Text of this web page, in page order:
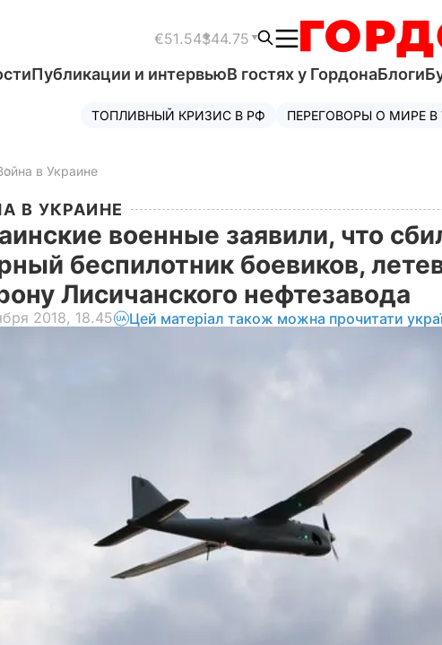
€51.54$44.75
Публикации и интервьюВ гостях у ГордонаБлоги
ТОПЛИВНЫЙ КРИЗИС В РФ ПЕРЕГОВОРЫ О МИРЕ В
в Украине
В УКРАИНЕ
военные заявили, что
беспилотник боевиков,
Лисичанского нефтезавода
2018, 18.45 Цей матеріал також можна прочитати